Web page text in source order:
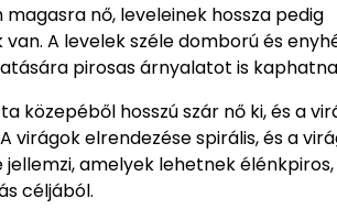
nő, leveleinek hossza pedig
A levelek széle domború és
pirosas árnyalatot is
közepéből hosszú szár nő ki, és a
virágok elrendezése spirális, és a
amelyek lehetnek élénkpiros,
céljából.